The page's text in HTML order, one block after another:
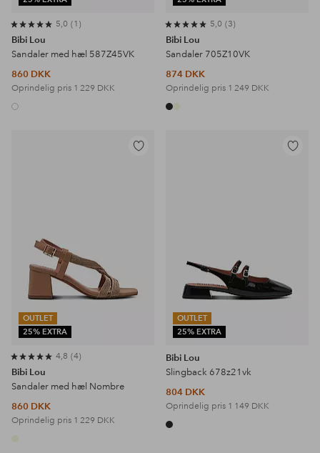
5,0 1
Bibi Lou
Sandaler med hæl 587Z45VK
860 DKK
Oprindelig pris 1 229 DKK
5,0 3
Bibi Lou
Sandaler 705Z10VK
874 DKK
Oprindelig pris 1 249 DKK
OUTLET
25% EXTRA
Tilføj
4,8 4
Bibi Lou
Sandaler med hæl Nombre
860 DKK
Oprindelig pris 1 229 DKK
OUTLET
25% EXTRA
Tilføj
Bibi Lou
Slingback 678z21vk
804 DKK
Oprindelig pris 1 149 DKK